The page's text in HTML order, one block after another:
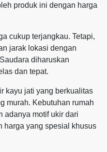
produk ini dengan harga
cukup terjangkau. Tetapi,
jarak lokasi dengan
diharuskan
dan tepat.
kayu jati yang berkualitas
murah. Kebutuhan rumah
adanya motif ukir dari
harga yang spesial khusus